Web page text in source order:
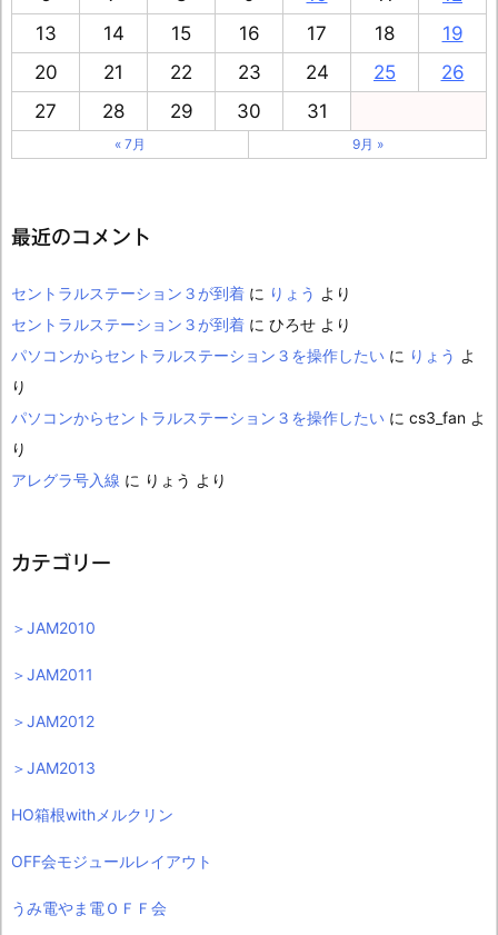
13
14 15 16 17 18
19
20
21 22 23 24 25
26
27
28 29 30 31
« 7月 9月 »
最近のコメント
セントラルステーション３が到着 に りょう より
セントラルステーション３が到着 に ひろせ より
パソコンからセントラルステーション３を操作したい に りょう よ
り
パソコンからセントラルステーション３を操作したい に cs3_fan よ
り
アレグラ号入線 に りょう より
カテゴリー
＞JAM2010
＞JAM2011
＞JAM2012
＞JAM2013
HO箱根withメルクリン
OFF会モジュールレイアウト
うみ電やま電ＯＦＦ会